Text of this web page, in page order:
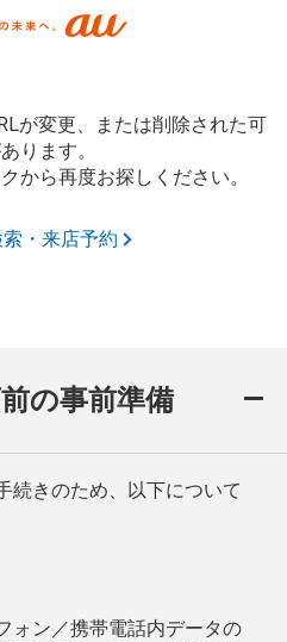
が変更、または削除された可
ります。
から再度お探しください。
・来店予約
の事前準備
続きのため、以下について
ォン／携帯電話内データの